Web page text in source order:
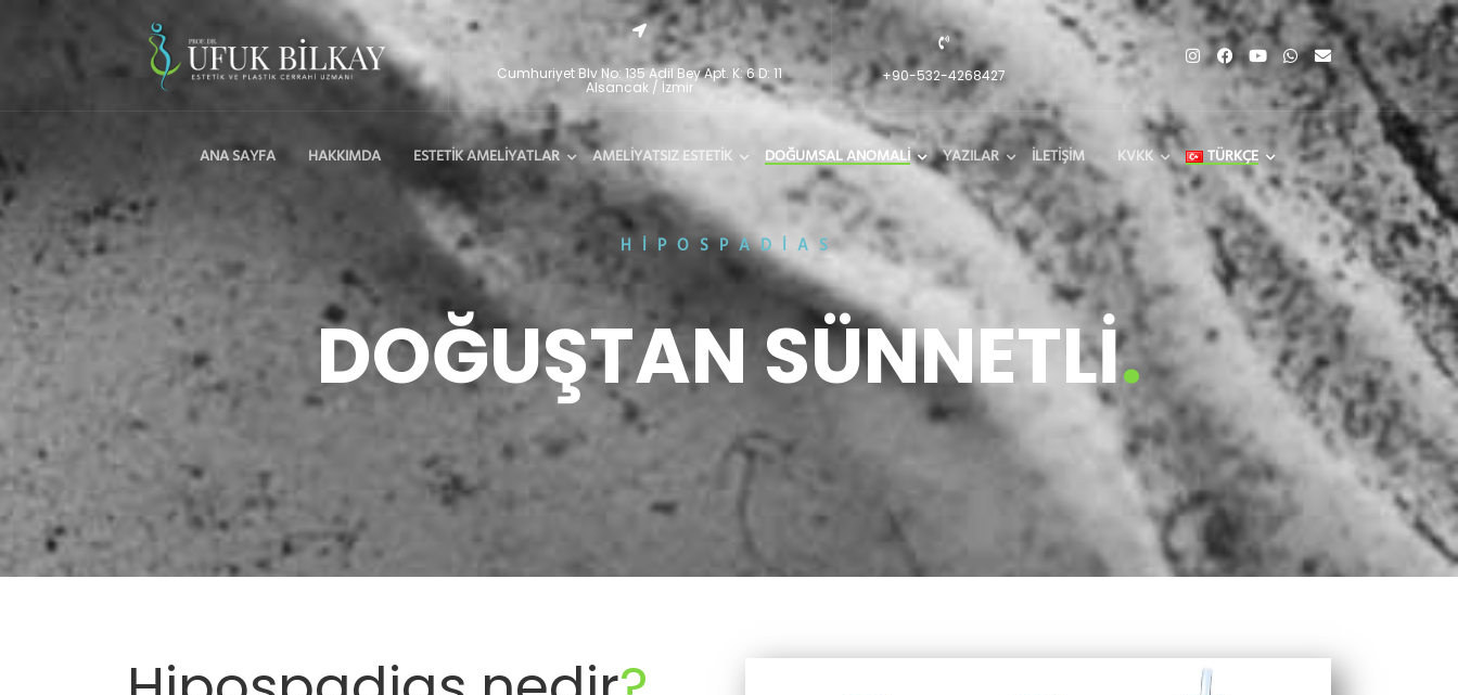
Cumhuriyet Blv No: 135 Adil Bey Apt. K: 6 D: 11
Alsancak / İzmir
+90-532-4268427
ANA SAYFA HAKKIMDA ESTETİK AMELİYATLAR AMELİYATSIZ ESTETİK DOĞUMSAL ANOMALİ YAZILAR İLETIŞIM KVKK TÜRKÇE
HIPOSPADIAS
DOĞUŞTAN SÜNNETLİ.